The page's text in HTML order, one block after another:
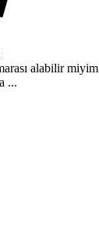
alabilir miyim
...